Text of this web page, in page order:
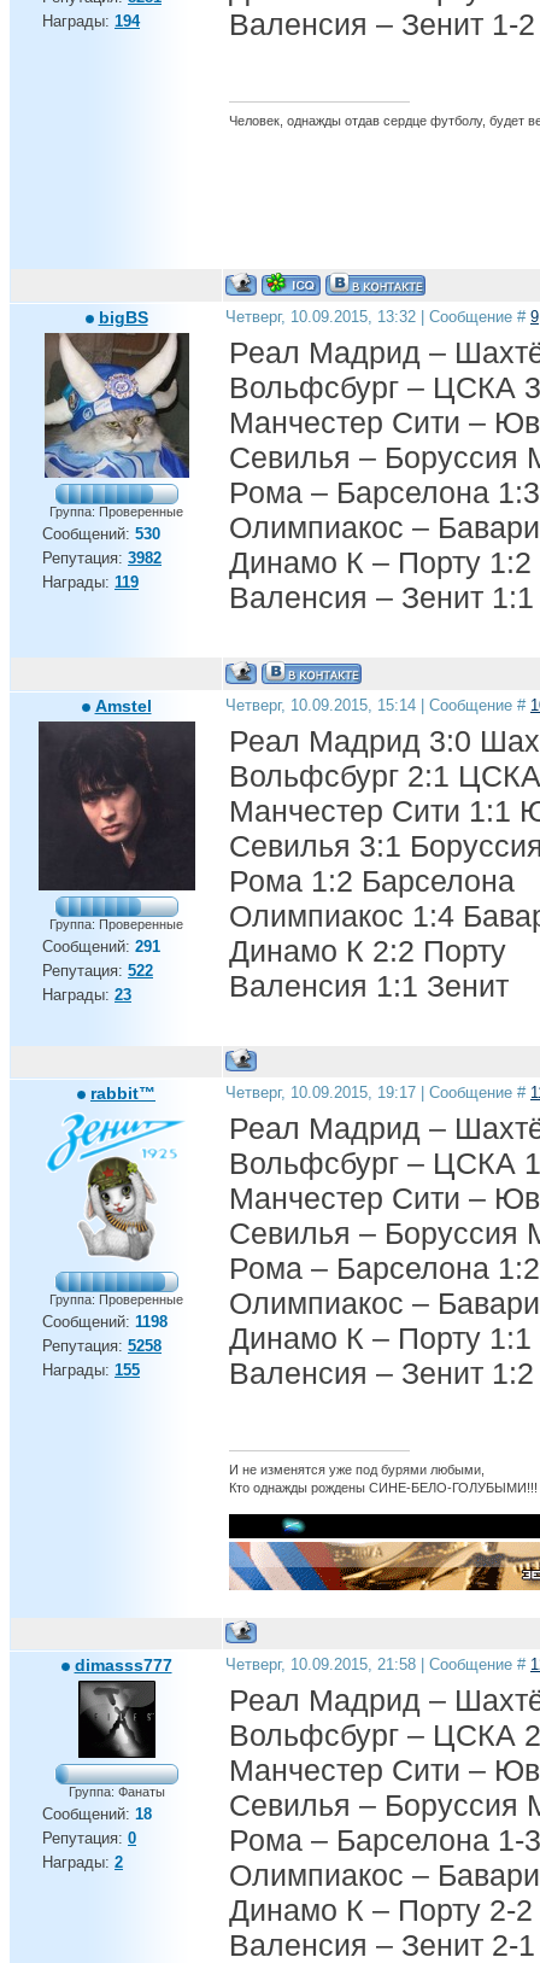
Награды: 194
Валенсия – Зенит 1-2
Человек, однажды отдав сердце футболу, будет
bigBS
Группа: Проверенные
Сообщений: 530
Репутация: 3982
Награды: 119
Четверг, 10.09.2015, 13:32 | Сообщение # 9
Реал Мадрид –
Вольфсбург – ЦСКА
Манчестер Сити –
Севилья – Боруссия
Рома – Барселона 1:3
Олимпиакос –
Динамо К – Порту 1:2
Валенсия – Зенит 1:1
Amstel
Группа: Проверенные
Сообщений: 291
Репутация: 522
Награды: 23
Четверг, 10.09.2015, 15:14 | Сообщение #
Реал Мадрид 3:0
Вольфсбург 2:1 ЦСКА
Манчестер Сити 1:1
Севилья 3:1
Рома 1:2 Барселона
Олимпиакос 1:4
Динамо К 2:2 Порту
Валенсия 1:1 Зенит
rabbit™
Группа: Проверенные
Сообщений: 1198
Репутация: 5258
Награды: 155
Четверг, 10.09.2015, 19:17 | Сообщение #
Реал Мадрид –
Вольфсбург – ЦСКА
Манчестер Сити –
Севилья – Боруссия
Рома – Барселона 1:2
Олимпиакос –
Динамо К – Порту 1:1
Валенсия – Зенит 1:2
И не изменятся уже под бурями любыми,
Кто однажды рождены СИНЕ-БЕЛО-ГОЛУБЫМИ!!!
dimasss777
Группа: Фанаты
Сообщений: 18
Репутация: 0
Награды: 2
Четверг, 10.09.2015, 21:58 | Сообщение #
Реал Мадрид –
Вольфсбург – ЦСКА
Манчестер Сити –
Севилья – Боруссия
Рома – Барселона 1-3
Олимпиакос –
Динамо К – Порту 2-2
Валенсия – Зенит 2-1